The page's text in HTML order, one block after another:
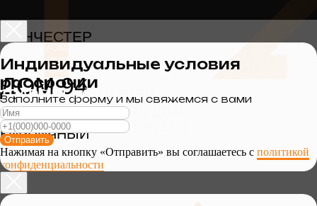
МАНЧЕСТЕР
ДОМ 94
КИРПИЧНЫЙ
Подробные условия можно узнать у
наших менеджеров
TRADE IN – ОБМЕНЯЙ
СВОЮ КВАРТИРУ НА ДОМ
О КОТОРОМ ВЫ МЕЧТАЛИ
Узнать подробнее
Индивидуальные условия
рассрочки
Заполните форму и мы свяжемся с вами
Отправить
Нажимая на кнопку «Отправить» вы соглашаетесь с политикой
конфиденциальности